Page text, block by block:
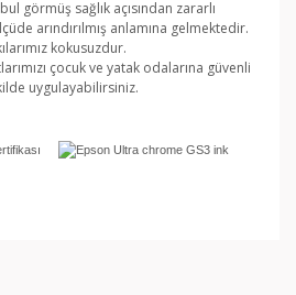
görmüş sağlık açısından zararlı
arındırılmış anlamına gelmektedir.
kokusuzdur.
çocuk ve yatak odalarına güvenli
uygulayabilirsiniz.